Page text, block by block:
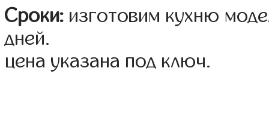
Сроки: изготовим кухню
дней.
цена указана под ключ.